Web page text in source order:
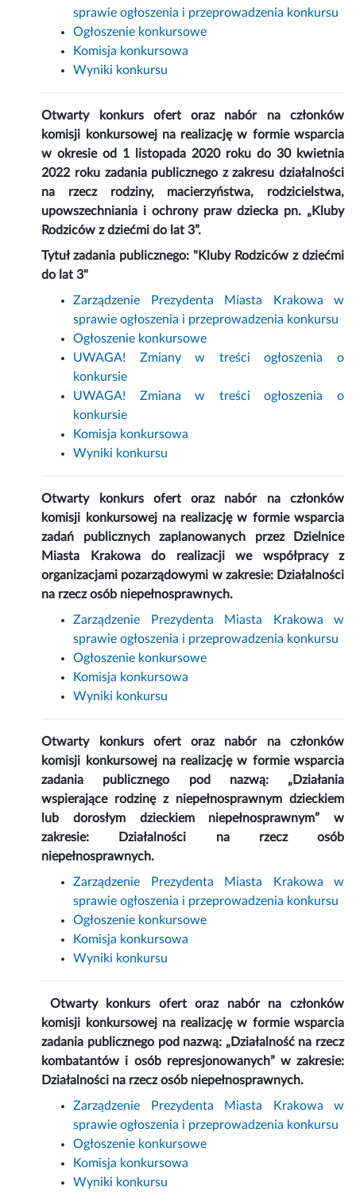
sprawie ogłoszenia i przeprowadzenia konkursu
Ogłoszenie konkursowe
Komisja konkursowa
Wyniki konkursu
Otwarty konkurs ofert oraz nabór na członków
komisji konkursowej na realizację w formie wsparcia
w okresie od 1 listopada 2020 roku do 30 kwietnia
2022 roku zadania publicznego z zakresu działalności
na rzecz rodziny, macierzyństwa, rodzicielstwa,
upowszechniania i ochrony praw dziecka pn. „Kluby
Rodziców z dziećmi do lat 3”.
Tytuł zadania publicznego: "Kluby Rodziców z dziećmi
do lat 3"
Zarządzenie Prezydenta Miasta Krakowa w
sprawie ogłoszenia i przeprowadzenia konkursu
Ogłoszenie konkursowe
UWAGA! Zmiany w treści ogłoszenia o
konkursie
UWAGA! Zmiana w treści ogłoszenia o
konkursie
Komisja konkursowa
Wyniki konkursu
Otwarty konkurs ofert oraz nabór na członków
komisji konkursowej na realizację w formie wsparcia
zadań publicznych zaplanowanych przez Dzielnice
Miasta Krakowa do realizacji we współpracy z
organizacjami pozarządowymi w zakresie: Działalności
na rzecz osób niepełnosprawnych.
Zarządzenie Prezydenta Miasta Krakowa w
sprawie ogłoszenia i przeprowadzenia konkursu
Ogłoszenie konkursowe
Komisja konkursowa
Wyniki konkursu
Otwarty konkurs ofert oraz nabór na członków
komisji konkursowej na realizację w formie wsparcia
zadania publicznego pod nazwą: „Działania
wspierające rodzinę z niepełnosprawnym dzieckiem
lub dorosłym dzieckiem niepełnosprawnym” w
zakresie: Działalności na rzecz osób
niepełnosprawnych.
Zarządzenie Prezydenta Miasta Krakowa w
sprawie ogłoszenia i przeprowadzenia konkursu
Ogłoszenie konkursowe
Komisja konkursowa
Wyniki konkursu
Otwarty konkurs ofert oraz nabór na członków
komisji konkursowej na realizację w formie wsparcia
zadania publicznego pod nazwą: „Działalność na rzecz
kombatantów i osób represjonowanych” w zakresie:
Działalności na rzecz osób niepełnosprawnych.
Zarządzenie Prezydenta Miasta Krakowa w
sprawie ogłoszenia i przeprowadzenia konkursu
Ogłoszenie konkursowe
Komisja konkursowa
Wyniki konkursu